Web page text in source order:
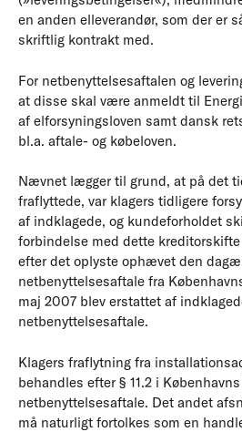
en anden elleverandør, som der er
skriftlig kontrakt med.
For netbenyttelsesaftalen og
at disse skal være anmeldt til
af elforsyningsloven samt dansk
bl.a. aftale- og købeloven.
Nævnet lægger til grund, at på det
fraflyttede, var klagers tidligere
af indklagede, og kundeforholdet
forbindelse med dette
efter det oplyste ophævet den
netbenyttelsesaftale fra
maj 2007 blev erstattet af
netbenyttelsesaftale.
Klagers fraflytning fra
behandles efter § 11.2 i
netbenyttelsesaftale. Det andet
må naturligt fortolkes som en